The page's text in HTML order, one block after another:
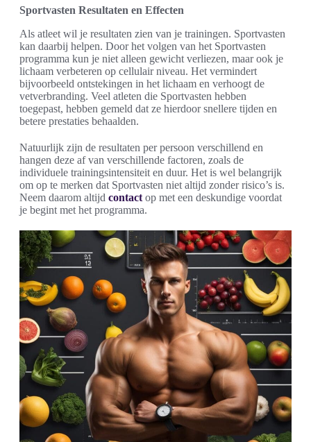
Sportvasten Resultaten en Effecten
Als atleet wil je resultaten zien van je trainingen. Sportvasten
kan daarbij helpen. Door het volgen van het Sportvasten
programma kun je niet alleen gewicht verliezen, maar ook je
lichaam verbeteren op cellulair niveau. Het vermindert
bijvoorbeeld ontstekingen in het lichaam en verhoogt de
vetverbranding. Veel atleten die Sportvasten hebben
toegepast, hebben gemeld dat ze hierdoor snellere tijden en
betere prestaties behaalden.
Natuurlijk zijn de resultaten per persoon verschillend en
hangen deze af van verschillende factoren, zoals de
individuele trainingsintensiteit en duur. Het is wel belangrijk
om op te merken dat Sportvasten niet altijd zonder risico’s is.
Neem daarom altijd contact op met een deskundige voordat
je begint met het programma.